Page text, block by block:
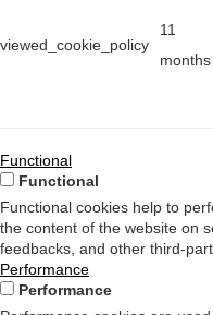
viewed_cookie_policy
11
months
Functional
Functional
Functional cookies help to
the content of the website on
feedbacks, and other third-
Performance
Performance